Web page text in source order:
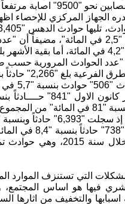
الجهاز المركزي
حوادث الانقلاب "1,000" حادث بنسبة "11 في المائة/ أما
السريعة
حوادث بنسبة "1 في المائة" من المجموع
التي تستنزف الموارد
فيها هو اساس المجتمع،
والتخفيف من اثارها